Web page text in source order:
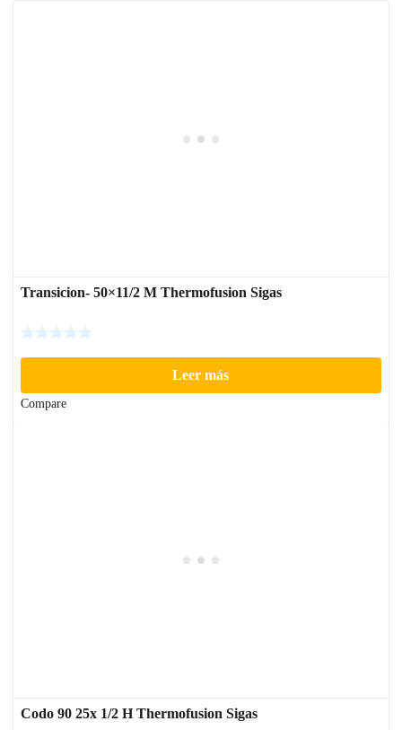
Transicion- 50×11/2 M Thermofusion Sigas
Leer más
Compare
Codo 90 25x 1/2 H Thermofusion Sigas